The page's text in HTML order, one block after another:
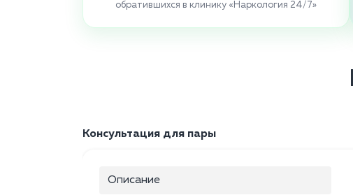
обратившихся в клинику «Наркология 24/7»
Консультация для пары
Описание